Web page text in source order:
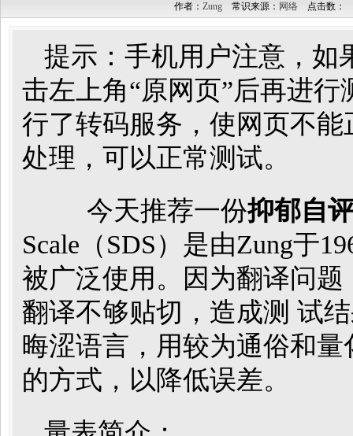
作者： Zung 常识来源： 网络 点击数：
提示：手机用户注意，如
击左上角“原网页”后再进
行了转码服务，使网页不
处理，可以正常测试。
今天推荐一份抑郁自
Scale（SDS）是由Zung于
被广泛使用。因为翻译问
翻译不够贴切，造成测 试
晦涩语言，用较为通俗和
的方式，以降低误差。